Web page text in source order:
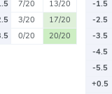
7/20
13/20
3/20
17/20
0/20 20/20
-1.5
-2.5
-3.5
-4.5
-5.5
+0.5